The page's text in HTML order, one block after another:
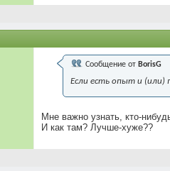
Сообщение от BorisG
Если есть опыт и (или)
Мне важно узнать, кто-
И как там? Лучше-хуже??